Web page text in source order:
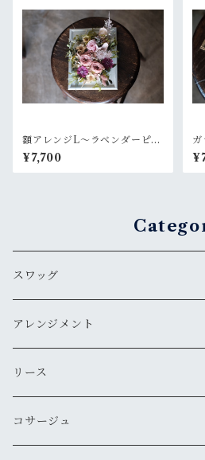
額アレンジL〜ラベンダーピン
ク
¥7,700
ガ
ン
スワッグ
アレンジメント
リース
コサージュ